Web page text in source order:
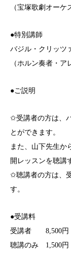
（宝塚歌劇オーケ
●特別講師
バジル・クリッツ
（ホルン奏者・ア
●ご説明
✩受講者の方は、
とができます。
また、山下先生か
開レッスンを聴講
✩聴講者の方は、
す。
●受講料
受講者 8,500円
聴講のみ 1,500円